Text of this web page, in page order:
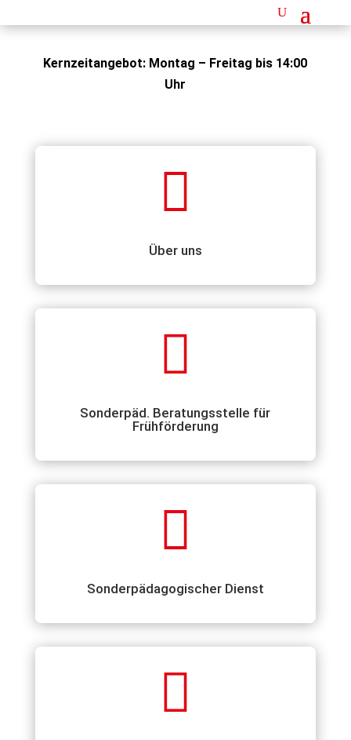
Kernzeitangebot: Montag – Freitag bis 14:00
Uhr

Über uns

Sonderpäd. Beratungsstelle für
Frühförderung

Sonderpädagogischer Dienst
